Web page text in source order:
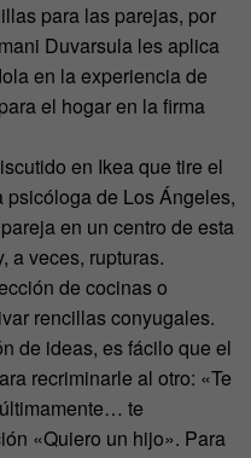
para las parejas, por
Duvarsula les aplica
en la experiencia de
el hogar en la firma
en Ikea que tire el
de Los Ángeles,
en un centro de esta
a veces, rupturas.
de cocinas o
rencillas conyugales.
de ideas, es fácilo que el
recriminarle al otro: «Te
te
«Quiero un hijo». Para